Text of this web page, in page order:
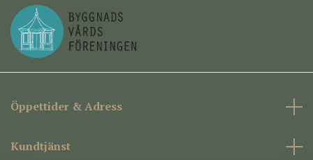
Öppettider & Adress
Kundtjänst